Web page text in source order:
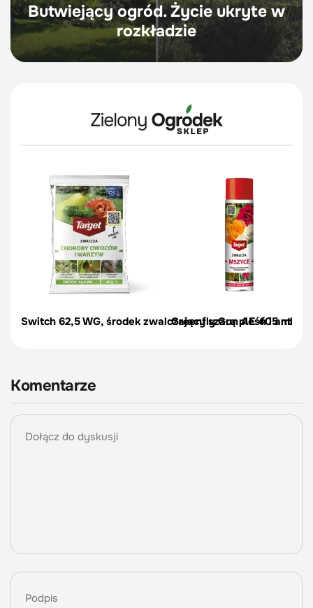
Butwiejący ogród. Życie ukryte w
rozkładzie
Switch 62,5 WG, środek zwalczający szarą pleśń i
Greenfly Gun AE 405 ml
Komentarze